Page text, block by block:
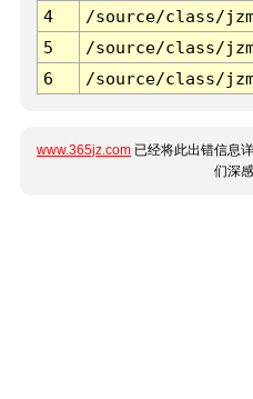
4
/source/class/
5
/source/class/
6
/source/class/
www.365jz.com 已经将此出错信息
们深